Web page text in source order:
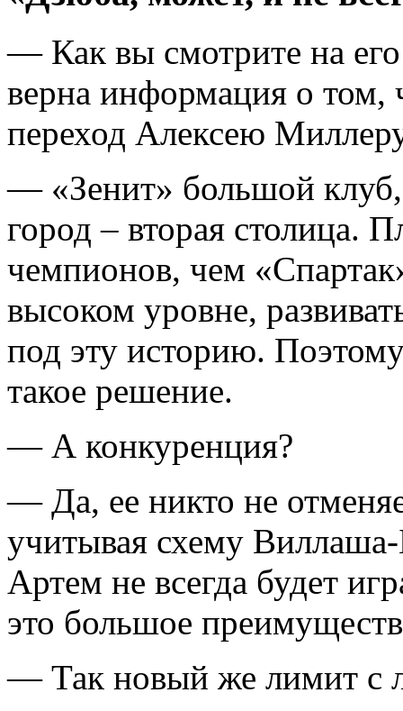
— Как вы смотрите на
верна информация о том,
переход Алексею
— «Зенит» большой
город – вторая столица.
чемпионов, чем
высоком уровне,
под эту историю.
такое решение.
— А конкуренция?
— Да, ее никто не
учитывая схему
Артем не всегда будет
это большое
— Так новый же лимит с